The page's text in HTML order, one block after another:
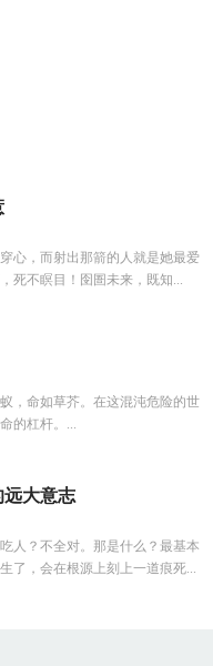
心，而射出那箭的人就是她最爱
死不瞑目！囹圄未来，既知...
，命如草芥。在这混沌危险的世
的杠杆。...
远大意志
人？不全对。那是什么？最基本
了，会在根源上刻上一道痕死...